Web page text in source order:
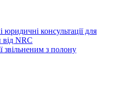
юридичні консультації для
від NRC
звільненим з полону